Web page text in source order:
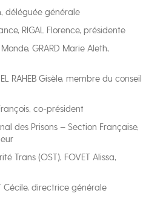
déléguée générale
RIGAL Florence, présidente
GRARD Marie Aleth,
RAHEB Gisèle, membre du conseil
co-président
des Prisons – Section Française,
Trans (OST), FOVET Alissa,
Cécile, directrice générale